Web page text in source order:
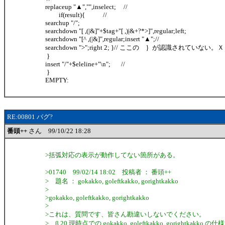
replaceup "▲","",inselect; //
if(result){ //
searchup "/";
searchdown "[ ,(|&]"+$tag+"[ ,)|&+?*>]",regular;left;
searchdown "[^ ,(|&]",regular;insert "▲";//
searchdown ">";right 2; }// ここの ｝が認識されていない。Ｘ
}
insert "/"+$eleline+"\n"; //
}
EMPTY:
RE:00801 バグ?
番頭++ さん 99/10/22 18:28
>括弧対応の表示が動作してない箇所がある。
>01740 99/02/14 18:02 投稿者 ： 番頭++
> 題名 ： gokakko, goleftkakko, gorightkakko
>
>gokakko, goleftkakko, gorightkakko
>
>これは、質問です、皆さん勘違いしないでください。
> β 20 現時点での gokakko, goleftkakko, gorightkakko の仕様